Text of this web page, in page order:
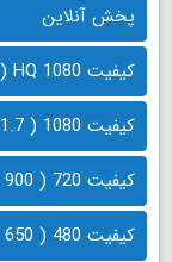
پخش آنلاین
کیفیت 1080 HQ ( 2.4 گیگابایت)
کیفیت 1080 ( 1.7 گیگابایت)
کیفیت 720 ( 900 مگابایت)
کیفیت 480 ( 650 مگابایت)